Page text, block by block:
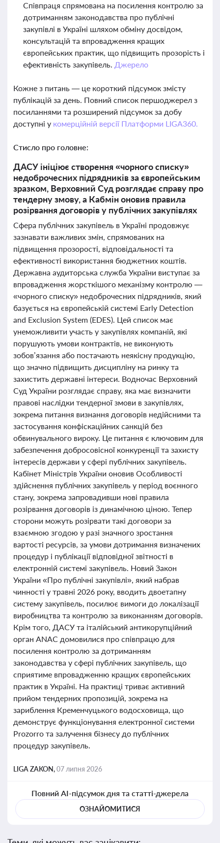
Співпраця спрямована на посилення контролю за
дотриманням законодавства про публічні
закупівлі в Україні шляхом обміну досвідом,
консультацій та впровадження кращих
європейських практик, що підвищить прозорість і
ефективність закупівель. Джерело
Кожне з питань — це короткий підсумок змісту
публікацій за день. Повний список першоджерел з
посиланнями та розширений підсумок за добу
доступні у комерційній версії Платформи LIGA360.
Стисло про головне:
ДАСУ ініціює створення «чорного списку»
недоброчесних підрядників за європейським
зразком, Верховний Суд розглядає справу про
тендерну змову, а Кабмін оновив правила
розірвання договорів у публічних закупівлях
Сфера публічних закупівель в Україні продовжує
зазнавати важливих змін, спрямованих на
підвищення прозорості, відповідальності та
ефективності використання бюджетних коштів.
Державна аудиторська служба України виступає за
впровадження жорсткішого механізму контролю —
«чорного списку» недоброчесних підрядників, який
базується на європейській системі Early Detection
and Exclusion System (EDES). Цей список має
унеможливити участь у закупівлях компаній, які
порушують умови контрактів, не виконують
зобов’язання або постачають неякісну продукцію,
що значно підвищить дисципліну на ринку та
захистить державні інтереси. Водночас Верховний
Суд України розглядає справу, яка має визначити
правові наслідки тендерної змови в закупівлях,
зокрема питання визнання договорів недійсними та
застосування конфіскаційних санкцій без
обвинувального вироку. Це питання є ключовим для
забезпечення добросовісної конкуренції та захисту
інтересів держави у сфері публічних закупівель.
Кабінет Міністрів України оновив Особливості
здійснення публічних закупівель у період воєнного
стану, зокрема запровадивши нові правила
розірвання договорів із динамічною ціною. Тепер
сторони можуть розірвати такі договори за
взаємною згодою у разі значного зростання
вартості ресурсів, за умови дотримання визначених
процедур і публікації відповідної звітності в
електронній системі закупівель. Новий Закон
України «Про публічні закупівлі», який набрав
чинності у травні 2026 року, вводить двоетапну
систему закупівель, посилює вимоги до локалізації
виробництва та контролю за виконанням договорів.
Крім того, ДАСУ та італійський антикорупційний
орган ANAC домовилися про співпрацю для
посилення контролю за дотриманням
законодавства у сфері публічних закупівель, що
сприятиме впровадженню кращих європейських
практик в Україні. На практиці триває активний
прийом тендерних пропозицій, зокрема на
зариблення Кременчуцького водосховища, що
демонструє функціонування електронної системи
Prozorro та залучення бізнесу до публічних
процедур закупівель.
LIGA ZAKON,07 липня 2026
Повний AI-підсумок дня та статті-джерела
ОЗНАЙОМИТИСЯ